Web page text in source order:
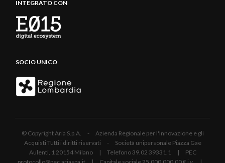
INTEGRATO CON
SOCIO UNICO
© Copyright Aria S.p.A. - Azienda Regionale per l'Innovazione e gli
Acquisti Tutti i diritti riservati - Società unipersonale Piazza Gae
Aulenti, 1 20154 Milano | Telefono 39.02 39331.1 | PEC